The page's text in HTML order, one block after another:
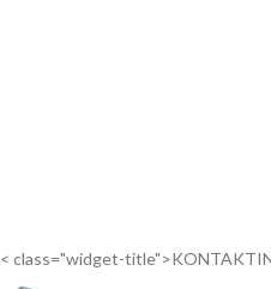
< class="widget-